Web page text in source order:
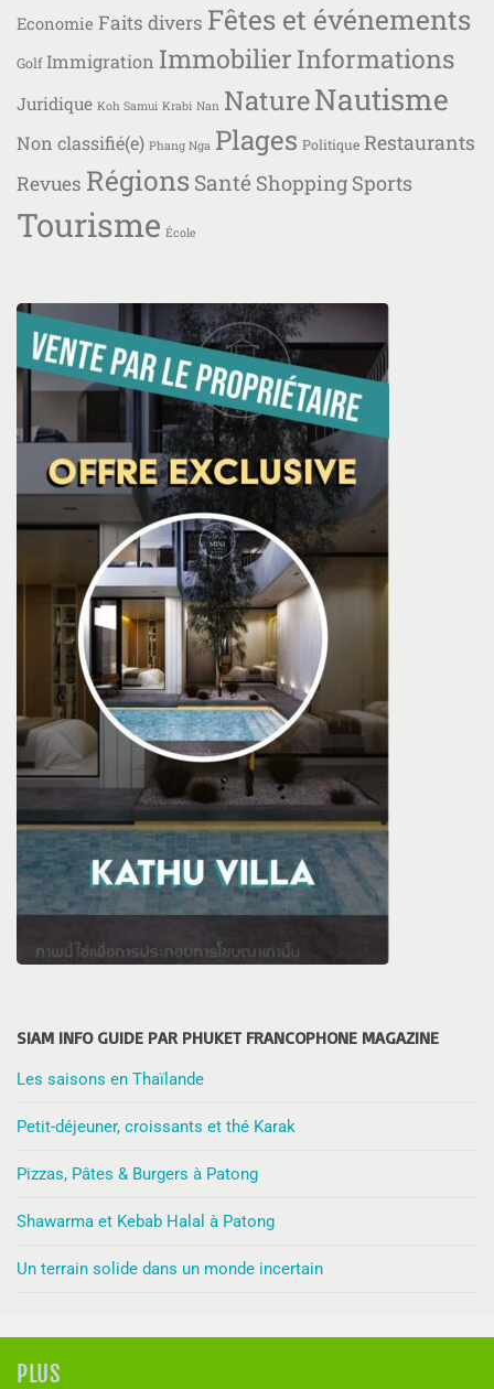
Economie Faits divers Fêtes et événements
Golf Immigration Immobilier Informations
Juridique Koh Samui Krabi Nan NatureNautisme
Non classifié(e) Phang Nga Plages Politique Restaurants
Revues Régions Santé Shopping Sports
Tourisme École
SIAM INFO GUIDE PAR PHUKET FRANCOPHONE MAGAZINE
Les saisons en Thaïlande
Petit-déjeuner, croissants et thé Karak
Pizzas, Pâtes & Burgers à Patong
Shawarma et Kebab Halal à Patong
Un terrain solide dans un monde incertain
PLUS